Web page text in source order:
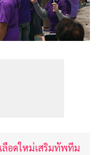
ลือดใหม่เสริมทัพทีม